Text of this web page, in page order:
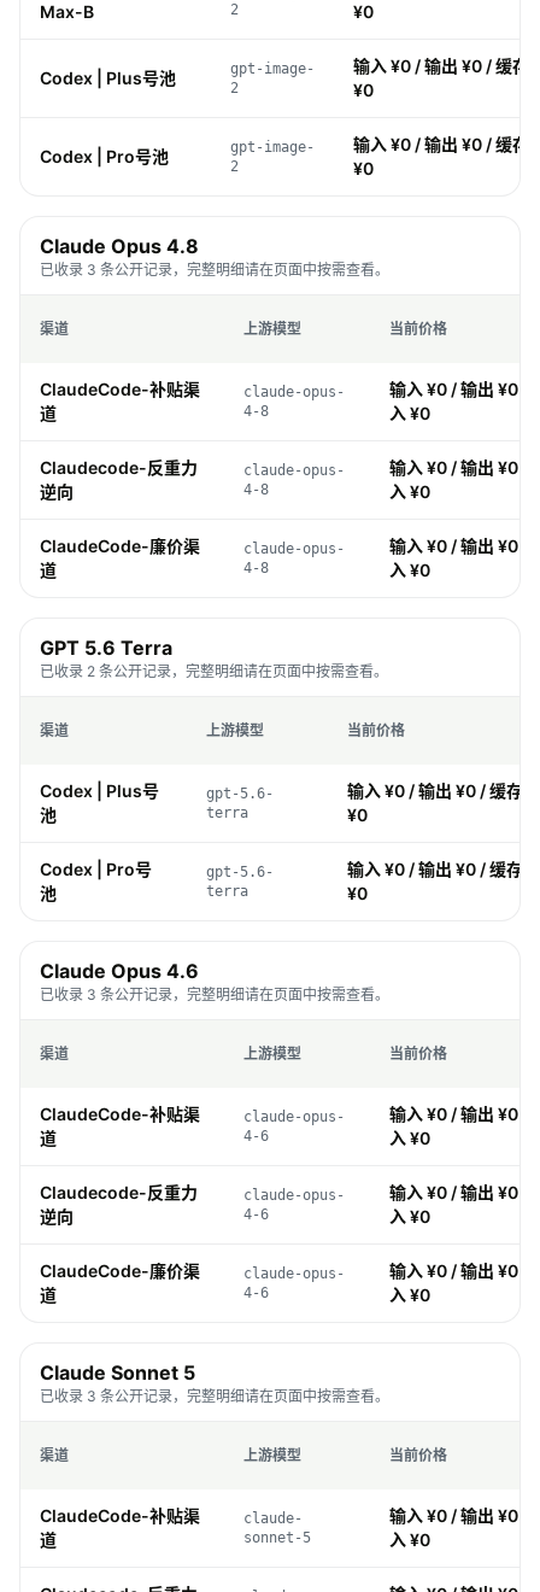
Max-B
2
¥0
Codex | Plus号池
gpt-image-
2
输入 ¥0 / 输出 ¥0 / 缓存
¥0
Codex | Pro号池
gpt-image-
2
输入 ¥0 / 输出 ¥0 / 缓存
¥0
Claude Opus 4.8
已收录 3 条公开记录，完整明细请在页面中按需查看。
渠道 上游模型 当前价格
ClaudeCode-补贴渠
道
claude-opus-
4-8
输入 ¥0 / 输出 ¥0 /
入 ¥0
Claudecode-反重力
逆向
claude-opus-
4-8
输入 ¥0 / 输出 ¥0 /
入 ¥0
ClaudeCode-廉价渠
道
claude-opus-
4-8
输入 ¥0 / 输出 ¥0 /
入 ¥0
GPT 5.6 Terra
已收录 2 条公开记录，完整明细请在页面中按需查看。
渠道 上游模型 当前价格
Codex | Plus号
池
gpt-5.6-
terra
输入 ¥0 / 输出 ¥0 / 缓存
¥0
Codex | Pro号
池
gpt-5.6-
terra
输入 ¥0 / 输出 ¥0 / 缓存
¥0
Claude Opus 4.6
已收录 3 条公开记录，完整明细请在页面中按需查看。
渠道 上游模型 当前价格
ClaudeCode-补贴渠
道
claude-opus-
4-6
输入 ¥0 / 输出 ¥0 /
入 ¥0
Claudecode-反重力
逆向
claude-opus-
4-6
输入 ¥0 / 输出 ¥0 /
入 ¥0
ClaudeCode-廉价渠
道
claude-opus-
4-6
输入 ¥0 / 输出 ¥0 /
入 ¥0
Claude Sonnet 5
已收录 3 条公开记录，完整明细请在页面中按需查看。
渠道 上游模型 当前价格
ClaudeCode-补贴渠
道
claude-
sonnet-5
输入 ¥0 / 输出 ¥0 /
入 ¥0